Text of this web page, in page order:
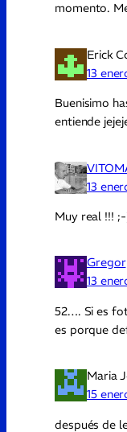
momento.
Erick
13
Buenisimo
entiende
13
Muy real !!!
Gregor
13
52…. Si es
es porque
Maria
15
después de